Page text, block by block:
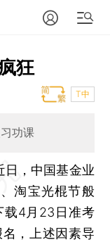
狂
T中
功课
日，中国基金业
淘宝光棍节般
载4月23日准考
，上述因素导